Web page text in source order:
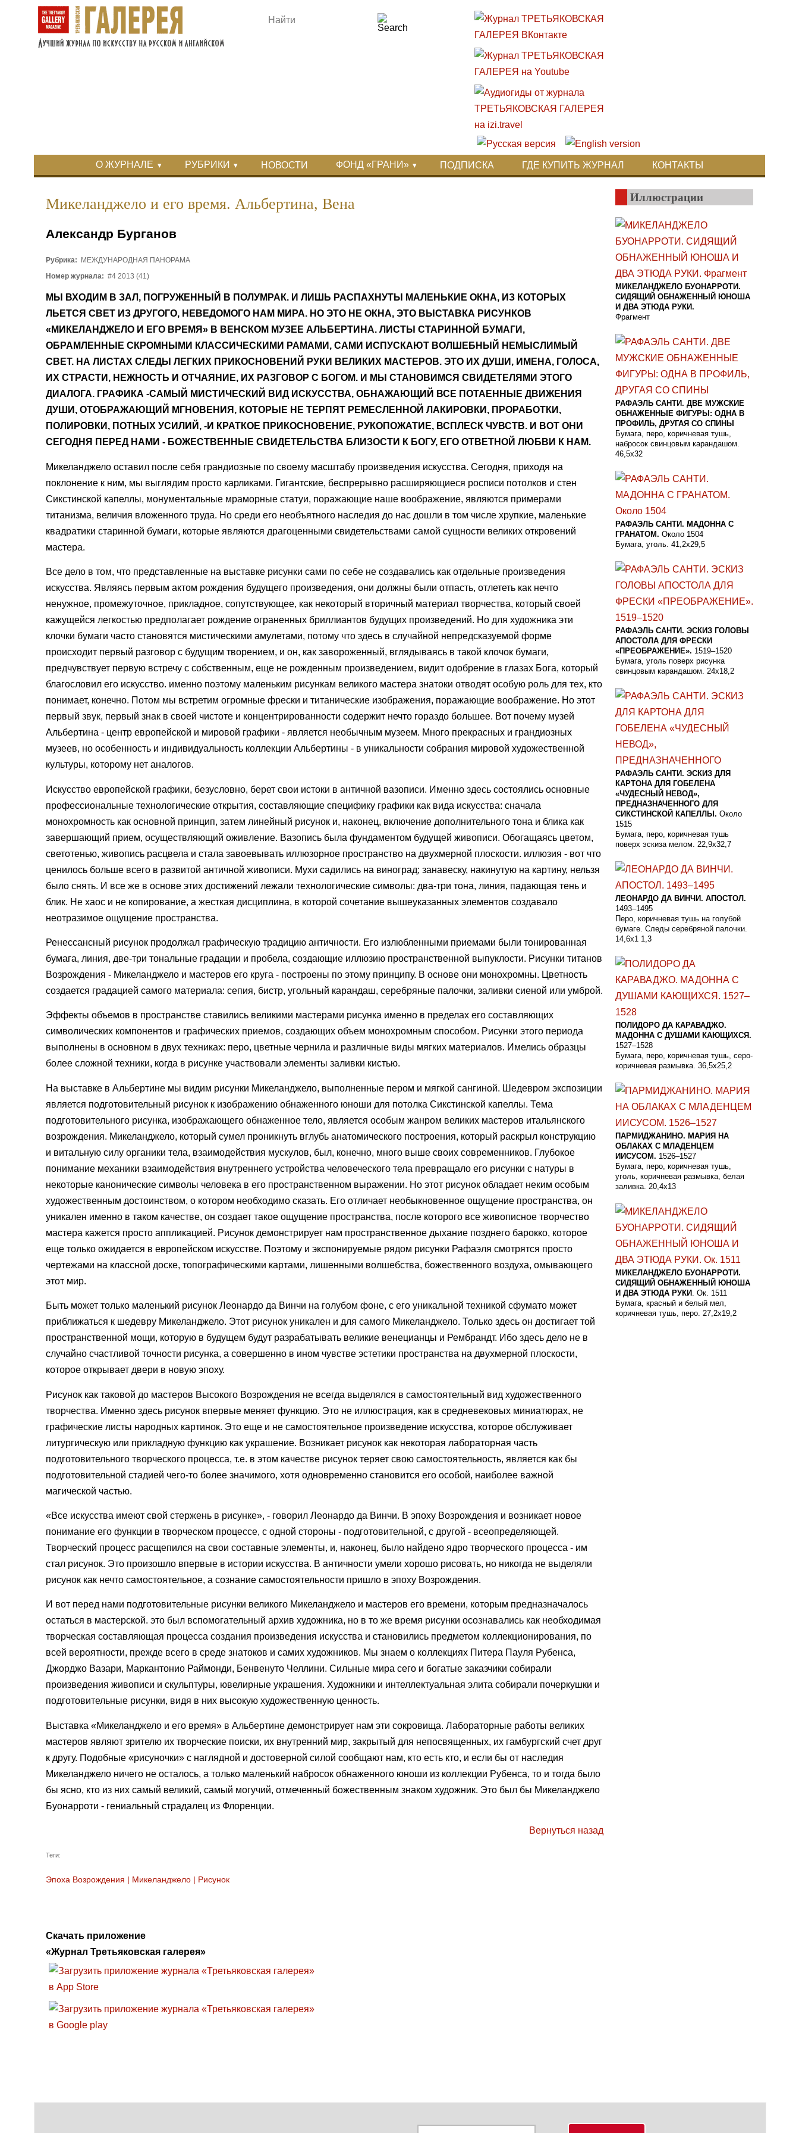
Перейти к основному содержанию
Skip to search
О ЖУРНАЛЕ РУБРИКИ НОВОСТИ ФОНД «ГРАНИ» ПОДПИСКА ГДЕ КУПИТЬ ЖУРНАЛ КОНТАКТЫ
Микеланджело и его время. Альбертина, Вена
Александр Бурганов
Рубрика:
МЕЖДУНАРОДНАЯ ПАНОРАМА
Номер журнала: #4 2013 (41)
МЫ ВХОДИМ В ЗАЛ, ПОГРУЖЕННЫЙ В ПОЛУМРАК. И ЛИШЬ РАСПАХНУТЫ МАЛЕНЬКИЕ ОКНА, ИЗ КОТОРЫХ
ЛЬЕТСЯ СВЕТ ИЗ ДРУГОГО, НЕВЕДОМОГО НАМ МИРА. НО ЭТО НЕ ОКНА, ЭТО ВЫСТАВКА РИСУНКОВ
«МИКЕЛАНДЖЕЛО И ЕГО ВРЕМЯ» В ВЕНСКОМ МУЗЕЕ АЛЬБЕРТИНА. ЛИСТЫ СТАРИННОЙ БУМАГИ,
ОБРАМЛЕННЫЕ СКРОМНЫМИ КЛАССИЧЕСКИМИ РАМАМИ, САМИ ИСПУСКАЮТ ВОЛШЕБНЫЙ НЕМЫСЛИМЫЙ
СВЕТ. НА ЛИСТАХ СЛЕДЫ ЛЕГКИХ ПРИКОСНОВЕНИЙ РУКИ ВЕЛИКИХ МАСТЕРОВ. ЭТО ИХ ДУШИ, ИМЕНА, ГОЛОСА,
ИХ СТРАСТИ, НЕЖНОСТЬ И ОТЧАЯНИЕ, ИХ РАЗГОВОР С БОГОМ. И МЫ СТАНОВИМСЯ СВИДЕТЕЛЯМИ ЭТОГО
ДИАЛОГА. ГРАФИКА -САМЫЙ МИСТИЧЕСКИЙ ВИД ИСКУССТВА, ОБНАЖАЮЩИЙ ВСЕ ПОТАЕННЫЕ ДВИЖЕНИЯ
ДУШИ, ОТОБРАЖАЮЩИЙ МГНОВЕНИЯ, КОТОРЫЕ НЕ ТЕРПЯТ РЕМЕСЛЕННОЙ ЛАКИРОВКИ, ПРОРАБОТКИ,
ПОЛИРОВКИ, ПОТНЫХ УСИЛИЙ, -И КРАТКОЕ ПРИКОСНОВЕНИЕ, РУКОПОЖАТИЕ, ВСПЛЕСК ЧУВСТВ. И ВОТ ОНИ
СЕГОДНЯ ПЕРЕД НАМИ - БОЖЕСТВЕННЫЕ СВИДЕТЕЛЬСТВА БЛИЗОСТИ К БОГУ, ЕГО ОТВЕТНОЙ ЛЮБВИ К НАМ.
Микеланджело оставил после себя грандиозные по своему масштабу произведения искусства. Сегодня, приходя на
поклонение к ним, мы выглядим просто карликами. Гигантские, беспрерывно расширяющиеся росписи потолков и стен
Сикстинской капеллы, монументальные мраморные статуи, поражающие наше воображение, являются примерами
титанизма, величия вложенного труда. Но среди его необъятного наследия до нас дошли в том числе хрупкие, маленькие
квадратики старинной бумаги, которые являются драгоценными свидетельствами самой сущности великих откровений
мастера.
Все дело в том, что представленные на выставке рисунки сами по себе не создавались как отдельные произведения
искусства. Являясь первым актом рождения будущего произведения, они должны были отпасть, отлететь как нечто
ненужное, промежуточное, прикладное, сопутствующее, как некоторый вторичный материал творчества, который своей
кажущейся легкостью предполагает рождение ограненных бриллиантов будущих произведений. Но для художника эти
клочки бумаги часто становятся мистическими амулетами, потому что здесь в случайной непредсказуемой форме
происходит первый разговор с будущим творением, и он, как завороженный, вглядываясь в такой клочок бумаги,
предчувствует первую встречу с собственным, еще не рожденным произведением, видит одобрение в глазах Бога, который
благословил его искусство. именно поэтому маленьким рисункам великого мастера знатоки отводят особую роль для тех, кто
понимает, конечно. Потом мы встретим огромные фрески и титанические изображения, поражающие воображение. Но этот
первый звук, первый знак в своей чистоте и концентрированности содержит нечто гораздо большее. Вот почему музей
Альбертина - центр европейской и мировой графики - является необычным музеем. Много прекрасных и грандиозных
музеев, но особенность и индивидуальность коллекции Альбертины - в уникальности собрания мировой художественной
культуры, которому нет аналогов.
Искусство европейской графики, безусловно, берет свои истоки в античной вазописи. Именно здесь состоялись основные
профессиональные технологические открытия, составляющие специфику графики как вида искусства: сначала
монохромность как основной принцип, затем линейный рисунок и, наконец, включение дополнительного тона и блика как
завершающий прием, осуществляющий оживление. Вазопись была фундаментом будущей живописи. Обогащаясь цветом,
светотенью, живопись расцвела и стала завоевывать иллюзорное пространство на двухмерной плоскости. иллюзия - вот что
ценилось больше всего в развитой античной живописи. Мухи садились на виноград; занавеску, накинутую на картину, нельзя
было снять. И все же в основе этих достижений лежали технологические символы: два-три тона, линия, падающая тень и
блик. Не хаос и не копирование, а жесткая дисциплина, в которой сочетание вышеуказанных элементов создавало
неотразимое ощущение пространства.
Ренессансный рисунок продолжал графическую традицию античности. Его излюбленными приемами были тонированная
бумага, линия, две-три тональные градации и пробела, создающие иллюзию пространственной выпуклости. Рисунки титанов
Возрождения - Микеланджело и мастеров его круга - построены по этому принципу. В основе они монохромны. Цветность
создается градацией самого материала: сепия, бистр, угольный карандаш, серебряные палочки, заливки сиеной или умброй.
Эффекты объемов в пространстве ставились великими мастерами рисунка именно в пределах его составляющих
символических компонентов и графических приемов, создающих объем монохромным способом. Рисунки этого периода
выполнены в основном в двух техниках: перо, цветные чернила и различные виды мягких материалов. Имелись образцы
более сложной техники, когда в рисунке участвовали элементы заливки кистью.
На выставке в Альбертине мы видим рисунки Микеланджело, выполненные пером и мягкой сангиной. Шедевром экспозиции
является подготовительный рисунок к изображению обнаженного юноши для потолка Сикстинской капеллы. Тема
подготовительного рисунка, изображающего обнаженное тело, является особым жанром великих мастеров итальянского
возрождения. Микеланджело, который сумел проникнуть вглубь анатомического построения, который раскрыл конструкцию
и витальную силу органики тела, взаимодействия мускулов, был, конечно, много выше своих современников. Глубокое
понимание механики взаимодействия внутреннего устройства человеческого тела превращало его рисунки с натуры в
некоторые канонические символы человека в его пространственном выражении. Но этот рисунок обладает неким особым
художественным достоинством, о котором необходимо сказать. Его отличает необыкновенное ощущение пространства, он
уникален именно в таком качестве, он создает такое ощущение пространства, после которого все живописное творчество
мастера кажется просто аппликацией. Рисунок демонстрирует нам пространственное дыхание позднего барокко, которое
еще только ожидается в европейском искусстве. Поэтому и экспонируемые рядом рисунки Рафаэля смотрятся просто
чертежами на классной доске, топографическими картами, лишенными волшебства, божественного воздуха, омывающего
этот мир.
Быть может только маленький рисунок Леонардо да Винчи на голубом фоне, с его уникальной техникой сфумато может
приближаться к шедевру Микеланджело. Этот рисунок уникален и для самого Микеланджело. Только здесь он достигает той
пространственной мощи, которую в будущем будут разрабатывать великие венецианцы и Рембрандт. Ибо здесь дело не в
случайно счастливой точности рисунка, а совершенно в ином чувстве эстетики пространства на двухмерной плоскости,
которое открывает двери в новую эпоху.
Рисунок как таковой до мастеров Высокого Возрождения не всегда выделялся в самостоятельный вид художественного
творчества. Именно здесь рисунок впервые меняет функцию. Это не иллюстрация, как в средневековых миниатюрах, не
графические листы народных картинок. Это еще и не самостоятельное произведение искусства, которое обслуживает
литургическую или прикладную функцию как украшение. Возникает рисунок как некоторая лабораторная часть
подготовительного творческого процесса, т.е. в этом качестве рисунок теряет свою самостоятельность, является как бы
подготовительной стадией чего-то более значимого, хотя одновременно становится его особой, наиболее важной
магической частью.
«Все искусства имеют свой стержень в рисунке», - говорил Леонардо да Винчи. В эпоху Возрождения и возникает новое
понимание его функции в творческом процессе, с одной стороны - подготовительной, с другой - всеопределяющей.
Творческий процесс расщепился на свои составные элементы, и, наконец, было найдено ядро творческого процесса - им
стал рисунок. Это произошло впервые в истории искусства. В античности умели хорошо рисовать, но никогда не выделяли
рисунок как нечто самостоятельное, а сознание самостоятельности пришло в эпоху Возрождения.
И вот перед нами подготовительные рисунки великого Микеланджело и мастеров его времени, которым предназначалось
остаться в мастерской. это был вспомогательный архив художника, но в то же время рисунки осознавались как необходимая
творческая составляющая процесса создания произведения искусства и становились предметом коллекционирования, по
всей вероятности, прежде всего в среде знатоков и самих художников. Мы знаем о коллекциях Питера Пауля Рубенса,
Джорджо Вазари, Маркантонио Раймонди, Бенвенуто Челлини. Сильные мира сего и богатые заказчики собирали
произведения живописи и скульптуры, ювелирные украшения. Художники и интеллектуальная элита собирали почеркушки и
подготовительные рисунки, видя в них высокую художественную ценность.
Выставка «Микеланджело и его время» в Альбертине демонстрирует нам эти сокровища. Лабораторные работы великих
мастеров являют зрителю их творческие поиски, их внутренний мир, закрытый для непосвященных, их гамбургский счет друг
к другу. Подобные «рисуночки» с наглядной и достоверной силой сообщают нам, кто есть кто, и если бы от наследия
Микеланджело ничего не осталось, а только маленький набросок обнаженного юноши из коллекции Рубенса, то и тогда было
бы ясно, кто из них самый великий, самый могучий, отмеченный божественным знаком художник. Это был бы Микеланджело
Буонарроти - гениальный страдалец из Флоренции.
Вернуться назад
Теги:
Эпоха Возрождения | Микеланджело | Рисунок
Скачать приложение
«Журнал Третьяковская галерея»
Иллюстрации
МИКЕЛАНДЖЕЛО БУОНАРРОТИ.
СИДЯЩИЙ ОБНАЖЕННЫЙ ЮНОША
И ДВА ЭТЮДА РУКИ.
Фрагмент
РАФАЭЛЬ САНТИ. ДВЕ МУЖСКИЕ
ОБНАЖЕННЫЕ ФИГУРЫ: ОДНА В
ПРОФИЛЬ, ДРУГАЯ СО СПИНЫ
Бумага, перо, коричневая тушь,
набросок свинцовым карандашом.
46,5x32
РАФАЭЛЬ САНТИ. МАДОННА С
ГРАНАТОМ. Около 1504
Бумага, уголь. 41,2x29,5
РАФАЭЛЬ САНТИ. ЭСКИЗ ГОЛОВЫ
АПОСТОЛА ДЛЯ ФРЕСКИ
«ПРЕОБРАЖЕНИЕ». 1519–1520
Бумага, уголь поверх рисунка
свинцовым карандашом. 24x18,2
РАФАЭЛЬ САНТИ. ЭСКИЗ ДЛЯ
КАРТОНА ДЛЯ ГОБЕЛЕНА
«ЧУДЕСНЫЙ НЕВОД»,
ПРЕДНАЗНАЧЕННОГО ДЛЯ
СИКСТИНСКОЙ КАПЕЛЛЫ. Около
1515
Бумага, перо, коричневая тушь
поверх эскиза мелом. 22,9x32,7
ЛЕОНАРДО ДА ВИНЧИ. АПОСТОЛ.
1493–1495
Перо, коричневая тушь на голубой
бумаге. Следы серебряной палочки.
14,6x1 1,3
ПОЛИДОРО ДА КАРАВАДЖО.
МАДОННА С ДУШАМИ КАЮЩИХСЯ.
1527–1528
Бумага, перо, коричневая тушь, серо-
коричневая размывка. 36,5x25,2
ПАРМИДЖАНИНО. МАРИЯ НА
ОБЛАКАХ С МЛАДЕНЦЕМ
ИИСУСОМ. 1526–1527
Бумага, перо, коричневая тушь,
уголь, коричневая размывка, белая
заливка. 20,4x13
МИКЕЛАНДЖЕЛО БУОНАРРОТИ.
СИДЯЩИЙ ОБНАЖЕННЫЙ ЮНОША
И ДВА ЭТЮДА РУКИ . Ок. 1511
Бумага, красный и белый мел,
коричневая тушь, перо. 27,2x19,2